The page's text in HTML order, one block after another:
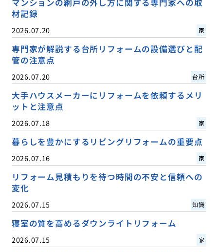
マンションの網戸の外し方に関する専門家への取
材記録
2026.07.20 家
専門家が解説する台所リフォームの設備選びと配
管の注意点
2026.07.20 台所
大手ハウスメーカーにリフォームを依頼するメリ
ットと注意点
2026.07.18 家
暮らしを豊かにするリビングリフォームの重要点
2026.07.16 家
リフォーム見積もりを待つ時間の不安と信頼への
変化
2026.07.15 知識
寝室の質を高めるダウンライトリフォーム
2026.07.15 家